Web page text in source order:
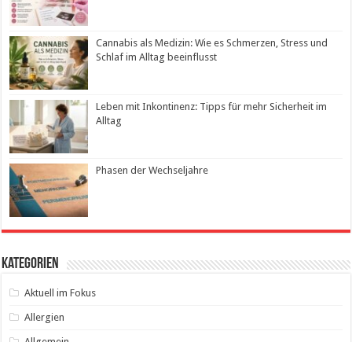
Cannabis als Medizin: Wie es Schmerzen, Stress und
Schlaf im Alltag beeinflusst
Leben mit Inkontinenz: Tipps für mehr Sicherheit im
Alltag
Phasen der Wechseljahre
Kategorien
Aktuell im Fokus
Allergien